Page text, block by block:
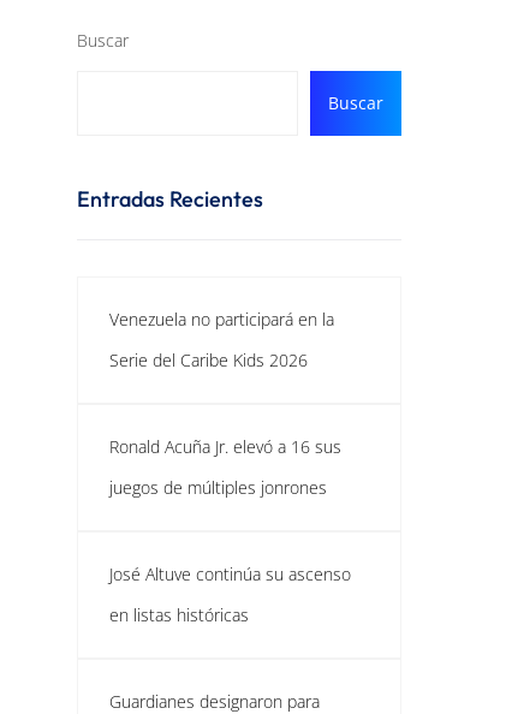
Buscar
Buscar
Entradas Recientes
Venezuela no participará en la
Serie del Caribe Kids 2026
Ronald Acuña Jr. elevó a 16 sus
juegos de múltiples jonrones
José Altuve continúa su ascenso
en listas históricas
Guardianes designaron para